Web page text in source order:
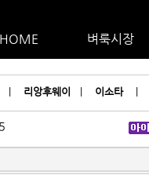
HOME 벼룩시장
리앙후웨이 이소타